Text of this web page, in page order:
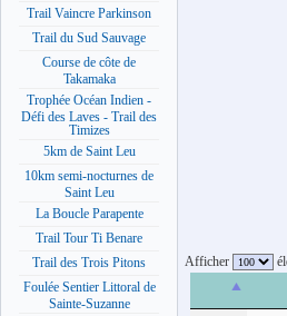
Trail Vaincre Parkinson
Trail du Sud Sauvage
Course de côte de
Takamaka
Trophée Océan Indien -
Défi des Laves - Trail des
Timizes
5km de Saint Leu
10km semi-nocturnes de
Saint Leu
La Boucle Parapente
Trail Tour Ti Benare
Trail des Trois Pitons
Foulée Sentier Littoral de
Sainte-Suzanne
Afficher